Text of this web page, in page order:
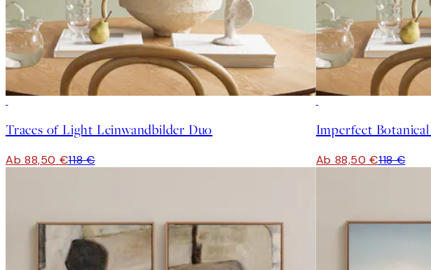
Traces of Light Leinwandbilder Duo
Ab 88,50 €118 €
Imperfect
Ab 88,50 €118 €